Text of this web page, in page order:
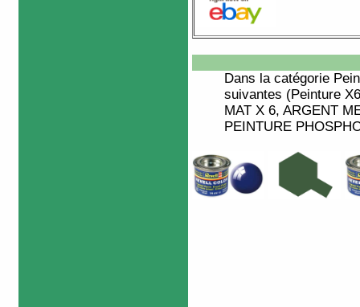
Dans la catégorie
suivantes (Peinture
MAT X 6, ARGENT
PEINTURE